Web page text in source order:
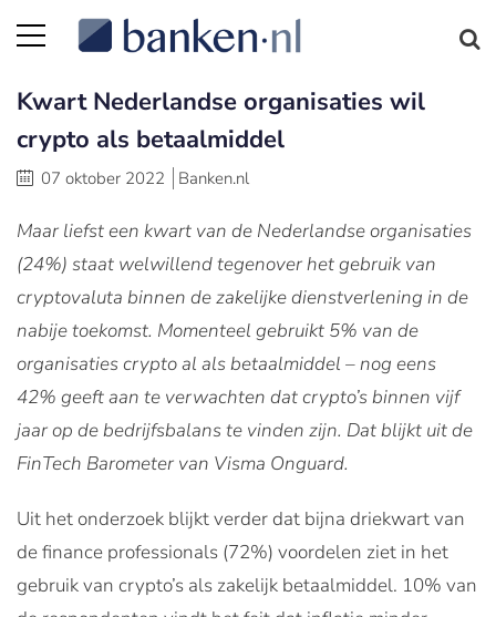
Kwart Nederlandse organisaties wil
crypto als betaalmiddel
07 oktober 2022 Banken.nl
Maar liefst een kwart van de Nederlandse organisaties
(24%) staat welwillend tegenover het gebruik van
cryptovaluta binnen de zakelijke dienstverlening in de
nabije toekomst. Momenteel gebruikt 5% van de
organisaties crypto al als betaalmiddel – nog eens
42% geeft aan te verwachten dat crypto’s binnen vijf
jaar op de bedrijfsbalans te vinden zijn. Dat blijkt uit de
FinTech Barometer van Visma Onguard.
Uit het onderzoek blijkt verder dat bijna driekwart van
de finance professionals (72%) voordelen ziet in het
gebruik van crypto’s als zakelijk betaalmiddel. 10% van